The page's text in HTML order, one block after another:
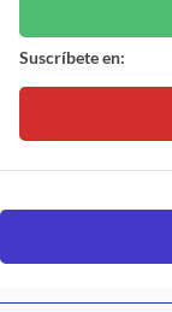
Suscríbete en: